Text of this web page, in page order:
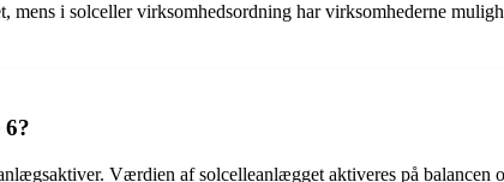
i solceller virksomhedsordning har virksomhederne
Værdien af solcelleanlægget aktiveres på balancen